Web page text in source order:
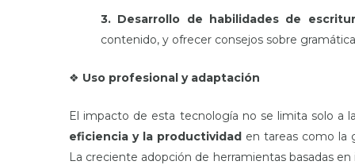
3. Desarrollo de habilidades de
contenido, y ofrecer consejos sobre
❖ Uso profesional y adaptación
El impacto de esta tecnología no se limita solo a
eficiencia y la productividad en tareas como la
La creciente adopción de herramientas basadas